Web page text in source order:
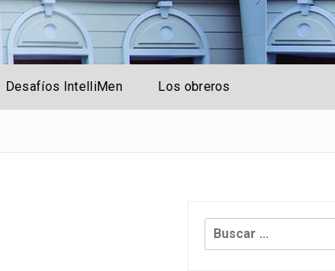
Desafíos IntelliMen Los obreros
Buscar: